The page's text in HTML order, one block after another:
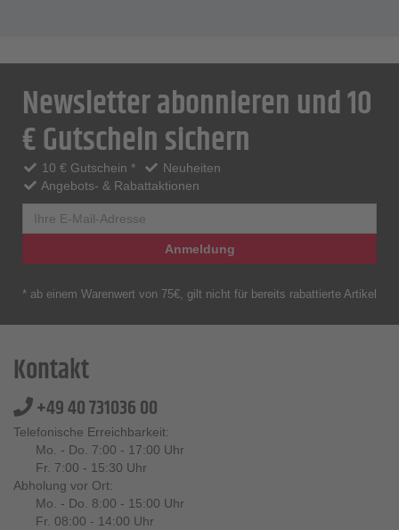
Newsletter abonnieren und 10
€ Gutschein sichern
10 € Gutschein *
Neuheiten
Angebots- & Rabattaktionen
Anmeldung
* ab einem Warenwert von 75€, gilt nicht für bereits rabattierte Artikel
Kontakt
+49 40 731036 00
Telefonische Erreichbarkeit:
Mo. - Do. 7:00 - 17:00 Uhr
Fr. 7:00 - 15:30 Uhr
Abholung vor Ort:
Mo. - Do. 8:00 - 15:00 Uhr
Fr. 08:00 - 14:00 Uhr